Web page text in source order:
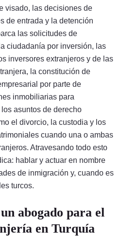
visado, las decisiones de
de entrada y la detención
las solicitudes de
ciudadanía por inversión, las
inversores extranjeros y de las
la constitución de
por parte de
inmobiliarias para
asuntos de derecho
el divorcio, la custodia y los
cuando una o ambas
Atravesando todo esto
hablar y actuar en nombre
de inmigración y, cuando es
turcos.
abogado para el
en Turquía